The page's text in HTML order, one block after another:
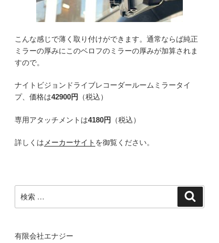
こんな感じで薄く取り付けができます。通常ならば純正
ミラーの厚みにこのベロフのミラーの厚みが加算されま
すので。
ナイトビジョンドライブレコーダールームミラータイ
プ、価格は42900円 （税込）
専用アタッチメントは4180円 （税込）
詳しくは メーカーサイト を御覧ください。
索:
有限会社エナジー